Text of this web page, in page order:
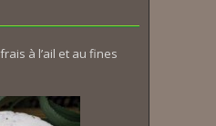
à l’ail et au fines